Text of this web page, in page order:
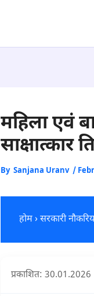
महिला एवं
साक्षात्कार
By Sanjana Uranv /
होम›सरकारी
प्रकाशित: 30.01.2026